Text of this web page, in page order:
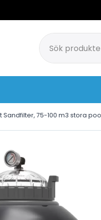
Sandfilter, 75-100 m3 stora